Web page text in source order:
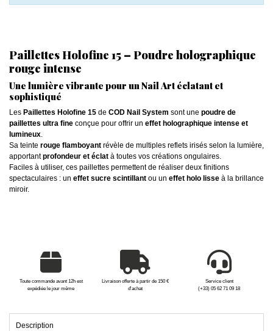
Paillettes Holofine 15 – Poudre holographique
rouge intense
Une lumière vibrante pour un Nail Art éclatant et
sophistiqué
Les Paillettes Holofine 15 de COD Nail System sont une poudre de
paillettes ultra fine conçue pour offrir un effet holographique intense et
lumineux.
Sa teinte rouge flamboyant révèle de multiples reflets irisés selon la lumière,
apportantprofondeur et éclat à toutes vos créations ongulaires.
Faciles à utiliser, ces paillettes permettent de réaliser deux finitions
spectaculaires : un effet sucre scintillant ou un effet holo lisse à la brillance
miroir.
Toute commande avant 12h est
expédiée le jour même
Livraison offerte à partir de 150 €
d'achat
Service client
(+33) 05 62 71 09 18
Description